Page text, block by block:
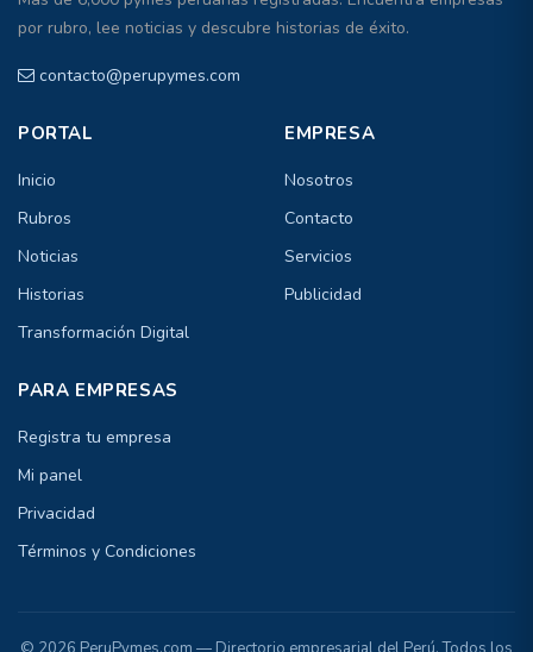
por rubro, lee noticias y descubre historias de éxito.
contacto@perupymes.com
PORTAL
Inicio
Rubros
Noticias
Historias
Transformación Digital
EMPRESA
Nosotros
Contacto
Servicios
Publicidad
PARA EMPRESAS
Registra tu empresa
Mi panel
Privacidad
Términos y Condiciones